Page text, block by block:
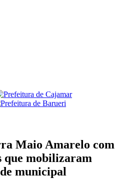
Maio Amarelo com
que mobilizaram
municipal